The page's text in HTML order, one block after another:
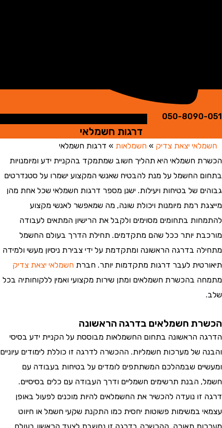
050-
דרגות חשמלאי
יצאת צדיק »חשמלאות»דרגות חשמלאי
חשמלאי היא תהליך חשוב שמתמקד בהקניית ידע ומיומנויות
החשמל על מנת להבטיח שאנשי המקצוע ישמרו על סטנדרטים
של בטיחות ויעילות. ישנן מספר דרגות חשמלאי שכל אחת מהן
רמת מיומנות ויכולת שונה, מה שמאפשר לאנשי מקצוע
בתחומים מסוימים ולקבל את הרישיון המתאים לעבודה
יותר ככל שהם מתקדמים. תחילת הדרך בעולם החשמל
בדרגה הראשונה ומתקדמת על ידי צבירת ניסיון מעשי ולמידה
לעבר דרגות מתקדמות יותר. חברתחשמלאי יצאת צדיק
בהכשרת חשמלאים ומתן שירות מקצועי ואמין ללקוחותיה בכל
חשמלאים בדרגה הראשונה
הראשונה בתחום החשמלאות מבוססת על הקניית ידע בסיסי
של מערכות חשמליות. ההכשרה לדרגה זו כוללת לימודים עיוניים
שבמהלכם המשתתפים לומדים על בטיחות בעבודה עם
הבנת תרשימים חשמליים ודרך העבודה עם כלים בסיסיים.
נועדה להכשיר את החשמלאים להיות מוכנים לפעול באופן
במשימות פשוטות יחסית כמו התקנת שקעי חשמל או חיווט